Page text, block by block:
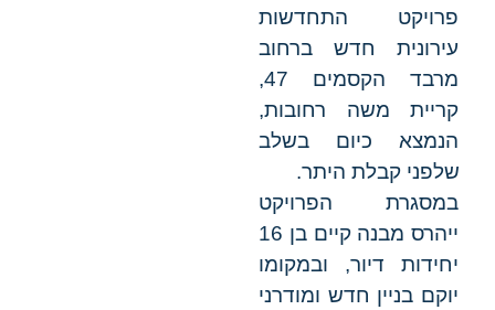
פרויקט התחדשות
עירונית חדש ברחוב
מרבד הקסמים 47,
קריית משה רחובות,
הנמצא כיום בשלב
שלפני קבלת היתר.
במסגרת הפרויקט
ייהרס מבנה קיים בן 16
יחידות דיור, ובמקומו
יוקם בניין חדש ומודרני